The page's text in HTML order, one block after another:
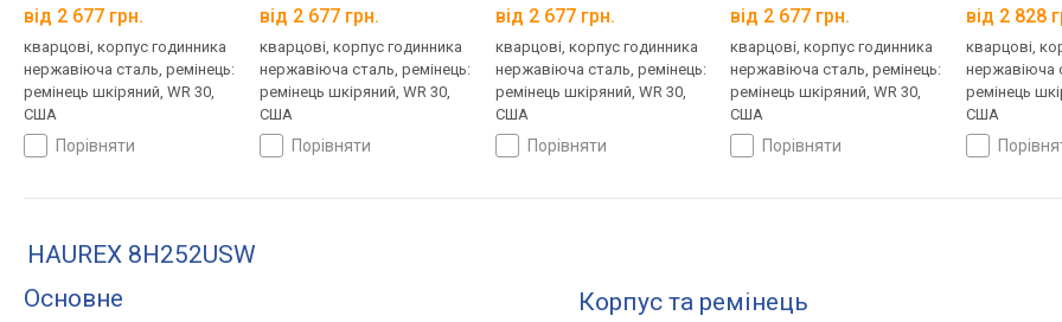
від 2 677 грн.
кварцові, корпус годинника
нержавіюча сталь, ремінець:
ремінець шкіряний, WR 30,
США
порівняти
від 2 677 грн.
кварцові, корпус годинника
нержавіюча сталь, ремінець:
ремінець шкіряний, WR 30,
США
порівняти
від 2 677 грн.
кварцові, корпус годинника
нержавіюча сталь, ремінець:
ремінець шкіряний, WR 30,
США
порівняти
від 2 677 грн.
кварцові, корпус годинника
нержавіюча сталь, ремінець:
ремінець шкіряний, WR 30,
США
порівняти
від 2 828
кварцові,
нержавіюча
ремінець
США
HAUREX 8H252USW
Основне
Корпус та ремінець